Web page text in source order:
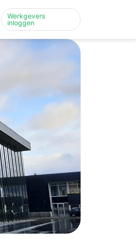
Werkgevers
inloggen